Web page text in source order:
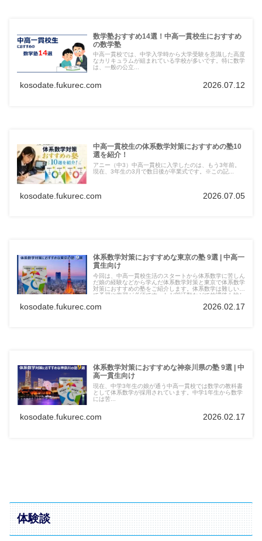
数学塾おすすめ14選！中高一貫校生におすすめ
の数学塾
中高一貫校では、中学入学時から大学受験を意識した高度
なカリキュラムが組まれている学校が多いです。特に数学
は、一般の公立...
kosodate.fukurec.com 2026.07.12
中高一貫校生の体系数学対策におすすめの塾10
選を紹介！
アニー（中3）中高一貫校に入学したのは、もう3年前。
現在、3年生の3月で数日後が卒業式です。※この記...
kosodate.fukurec.com 2026.07.05
体系数学対策におすすめな東京の塾 9選 | 中高一
貫生向け
今回は、中高一貫校生活のスタートから体系数学に苦しん
だ娘の経験などから学んだ体系数学対策と東京で体系数学
対策におすすめの塾をご紹介します。体系数学は難しいの
で予習や復習が必須です。ただ部活動などで放課後も忙し
あるかと思います。苦戦している場合は、早めに塾などに
kosodate.fukurec.com 2026.02.17
体系数学対策におすすめな神奈川県の塾 9選 | 中
高一貫生向け
現在、中学3年生の娘が通う中高一貫校では数学の教科書
として体系数学が採用されています。中学1年生から数学
には苦...
kosodate.fukurec.com 2026.02.17
体験談